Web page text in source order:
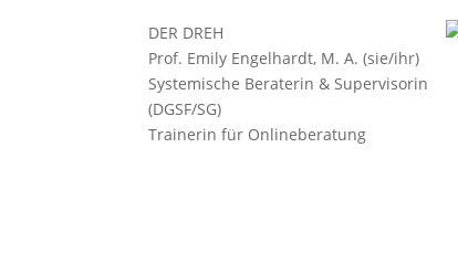
DER DREH
Prof. Emily Engelhardt, M. A. (sie/ihr)
Systemische Beraterin & Supervisorin
(DGSF/SG)
Trainerin für Onlineberatung